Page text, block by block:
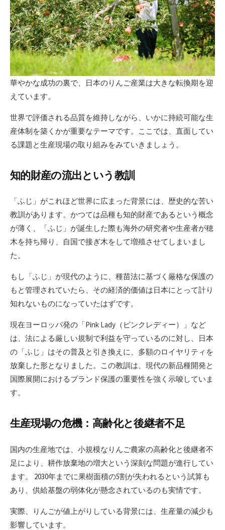
華やかな成功の裏で、日本のりんご産業は大きな転換期を迎
えています。
世界で評価される品質を維持しながら、いかに持続可能な生
産体制を築くかが重要なテーマです。ここでは、直面してい
る課題と生産現場の取り組みをみていきましょう。
知的財産の流出という教訓
「ふじ」がこれほど世界に広まった背景には、歴史的な苦い
教訓があります。かつては品種も知的財産であるという概念
が薄く、「ふじ」が誕生した際も海外の研究者や生産者が穂
木を持ち帰り、自国で接ぎ木をして増殖させてしまいまし
た。
もし「ふじ」が現代のように、種苗法に基づく厳格な保護の
もと管理されていたら、その経済的価値は日本にとって計り
知れないものになっていたはずです。
現在ヨーロッパ発の「Pink Lady（ピンクレディー）」など
は、法による厳しい規制で利益を守っているのに対し、日本
の「ふじ」はその普及と引き換えに、多額のロイヤリティを
放棄した形となりました。この教訓は、現代の新品種開発と
国際展開におけるブランド保護の重要性を強く示唆していま
す。
生産現場の危機：高齢化と後継者不足
国内の生産地では、小規模なりんご農家の高齢化と後継者不
足により、耕作放棄地の増大という深刻な問題が進行してい
ます。 2030年までに果樹面積の5割が失われるという試算も
あり、供給基盤の弱体化が懸念されているのも実情です。
実際、りんごが値上がりしている背景には、生産量の減少も
影響しています。